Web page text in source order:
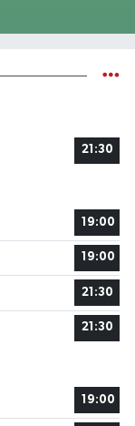
21:30
19:00
19:00
21:30
21:30
19:00